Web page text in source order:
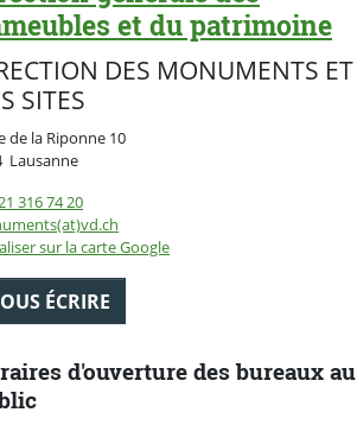
et du patrimoine
DES MONUMENTS ET
SITES
de la Riponne 10
LausanneSuisse
316 74 20
sur la carte Google
ÉCRIRE
d'ouverture des bureaux au